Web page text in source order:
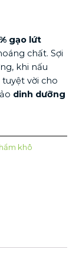
gạo lứt
chất. Sợi
khi nấu
vời cho
dinh dưỡng
khô